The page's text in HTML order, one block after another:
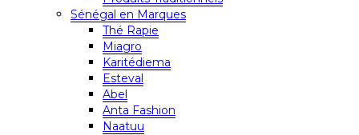
Sénégal en Marques
Thé Rapie
Miagro
Karitédiema
Esteval
Abel
Anta Fashion
Naatuu